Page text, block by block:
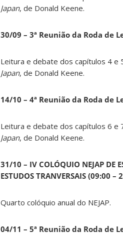
Japan, de Donald Keene.
30/09 – 3ª Reunião da Roda de
Leitura e debate dos capítulos 4 e
Japan, de Donald Keene.
14/10 – 4ª Reunião da Roda de
Leitura e debate dos capítulos 6 e
Japan, de Donald Keene.
31/10 – IV COLÓQUIO NEJAP DE
ESTUDOS TRANVERSAIS (09:00 –
Quarto colóquio anual do NEJAP.
04/11 – 5ª Reunião da Roda de